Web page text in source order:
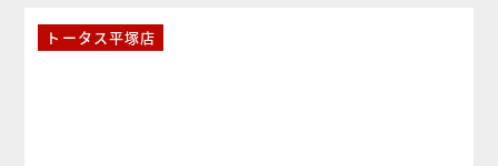
トータス平塚店